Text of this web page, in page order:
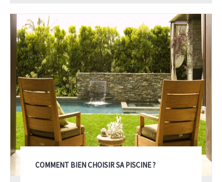
COMMENT BIEN CHOISIR SA PISCINE ?